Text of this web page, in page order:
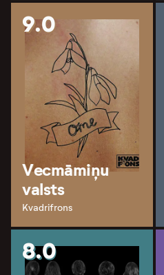
9.0
Vecmāmiņu
valsts
Kvadrifrons
8.0